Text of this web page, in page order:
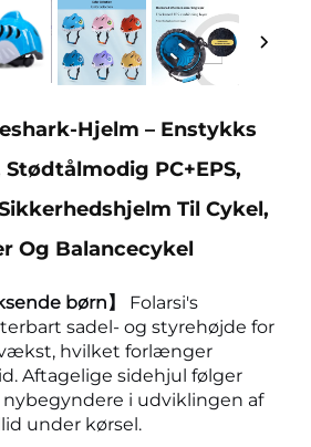
Hjelm – Enstykks
PC+EPS,
Til Cykel,
Og Balancecykel
børn】 Folarsi's
sadel- og styrehøjde for
hvilket forlænger
Aftagelige sidehjul følger
i udviklingen af
under kørsel.